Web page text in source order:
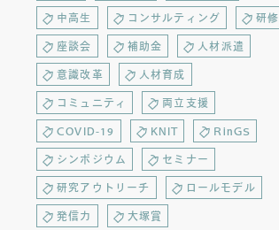
中高生 コンサルティング 研修
座談会 補助金 人材派遣
意識改革 人材育成
コミュニティ 両立支援
COVID-19 KNIT RinGS
シンポジウム セミナー
研究アウトリーチ ロールモデル
発信力 大塚賞